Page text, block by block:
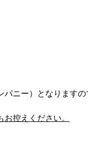
ニー）となりますの
控えください。